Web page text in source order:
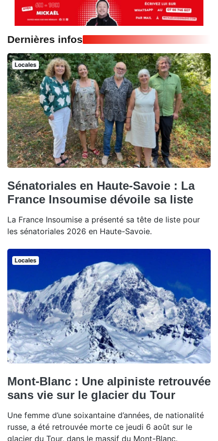
Dernières infos
Locales
Sénatoriales en Haute-Savoie : La
France Insoumise dévoile sa liste
La France Insoumise a présenté sa tête de liste pour
les sénatoriales 2026 en Haute-Savoie.
Locales
Mont-Blanc : Une alpiniste retrouvée
sans vie sur le glacier du Tour
Une femme d’une soixantaine d’années, de nationalité
russe, a été retrouvée morte ce jeudi 6 août sur le
glacier du Tour, dans le massif du Mont-Blanc.